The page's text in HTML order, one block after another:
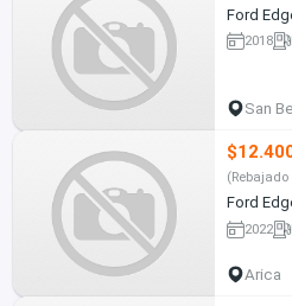
Ford
2018
San
(Rebajado
Ford
2022
Arica